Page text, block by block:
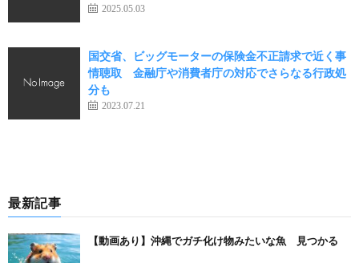
2025.05.03
国交省、ビッグモーターの保険金不正請求で近く事
情聴取 金融庁や消費者庁の対応でさらなる行政処
分も
2023.07.21
最新記事
【動画あり】沖縄でガチ化け物みたいな魚 見つかる